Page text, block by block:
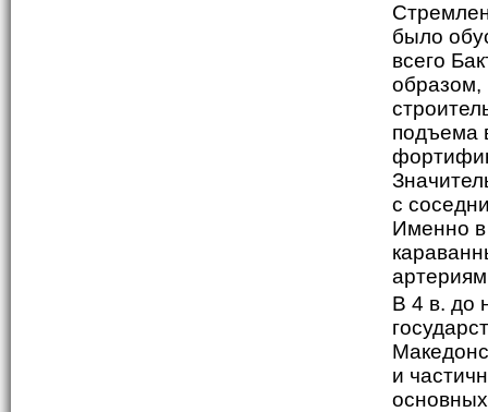
было
всего
образом,
подъема
с
Именно в
В 4 в. до
и